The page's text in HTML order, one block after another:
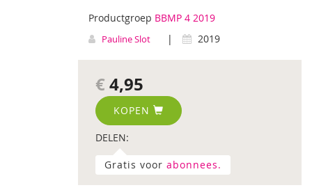
Productgroep BBMP 4 2019
Pauline Slot | 2019
€ 4,95
KOPEN
DELEN:
Gratis voor abonnees.